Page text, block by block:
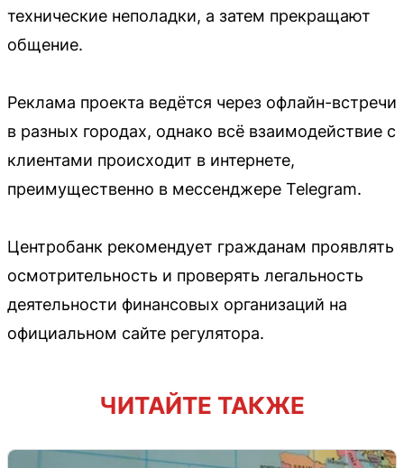
технические неполадки, а затем прекращают
общение.
Реклама проекта ведётся через офлайн-встречи
в разных городах, однако всё взаимодействие с
клиентами происходит в интернете,
преимущественно в мессенджере Telegram.
Центробанк рекомендует гражданам проявлять
осмотрительность и проверять легальность
деятельности финансовых организаций на
официальном сайте регулятора.
ЧИТАЙТЕ ТАКЖЕ